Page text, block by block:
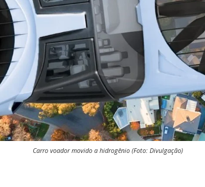
Carro voador movido a hidrogênio (Foto: Divulgação)